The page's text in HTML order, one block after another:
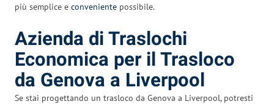
più semplice e conveniente possibile.
Azienda di Traslochi
Economica per il Trasloco
da Genova a Liverpool
Se stai progettando un trasloco da Genova a Liverpool, potresti